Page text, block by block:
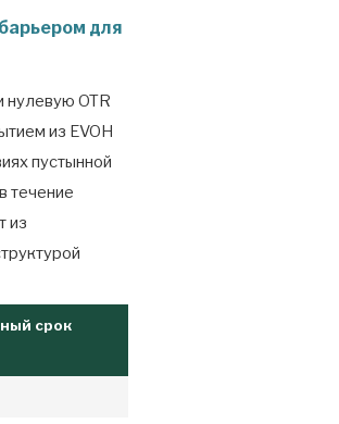
для
нулевую OTR
из EVOH
пустынной
течение
из
срок